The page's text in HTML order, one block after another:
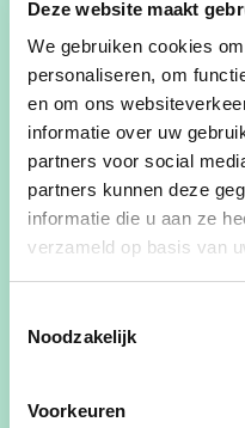
Deze website maakt
We gebruiken cookies
personaliseren, om
en om ons
informatie over uw
partners voor social
partners kunnen deze
informatie die u aan ze
verzameld op basis van
Noodzakelijk
Voorkeuren
voor de kwetsbaren
Helaas moet ik jullie
niet altijd de goede
De afgelopen
de update van het
Voor het eerst kijken
Dit is het resultaat in
wat dossiers.